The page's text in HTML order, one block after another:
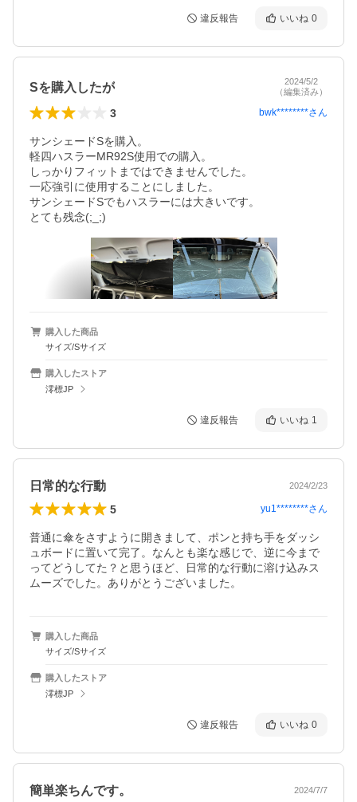
違反報告 いいね 0
Sを購入したが
2024/5/2
（編集済み）
3 bwk********さん
サンシェードSを購入。
軽四ハスラーMR92S使用での購入。
しっかりフィットまではできませんでした。
一応強引に使用することにしました。
サンシェードSでもハスラーには大きいです。
とても残念(;_;)
購入した商品
サイズ/Sサイズ
購入したストア
澪標JP
違反報告 いいね 1
日常的な行動 2024/2/23
5 yu1********さん
普通に傘をさすように開きまして、ポンと持ち手をダッシ
ュボードに置いて完了。なんとも楽な感じで、逆に今まで
ってどうしてた？と思うほど、日常的な行動に溶け込みス
ムーズでした。ありがとうございました。
購入した商品
サイズ/Sサイズ
購入したストア
澪標JP
違反報告 いいね 0
簡単楽ちんです。 2024/7/7